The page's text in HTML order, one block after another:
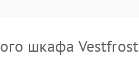
шкафа Vestfrost